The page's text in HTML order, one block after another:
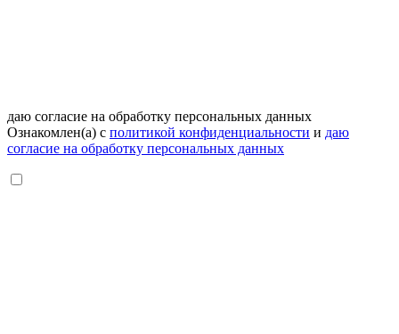
даю согласие на обработку персональных данных
Ознакомлен(а) с политикой конфиденциальности и даю
согласие на обработку персональных данных